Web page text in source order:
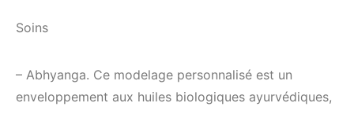
Soins
– Abhyanga. Ce modelage personnalisé est un
enveloppement aux huiles biologiques ayurvédiques,